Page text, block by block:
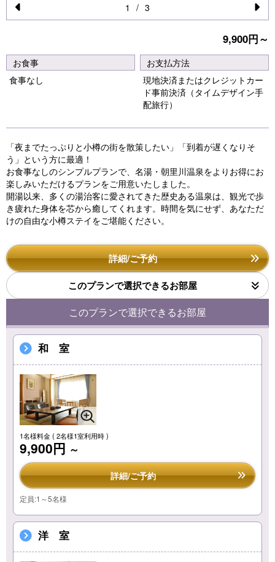
Pr
vi
o
N
e
xt
1 / 3
9,900円～
お食事
食事なし
お支払方法
現地決済またはクレジットカー
ド事前決済（タイムデザイン手
配旅行）
「夜までたっぷりと小樽の街を散策したい」「到着が遅くなりそ
う」という方に最適！
お食事なしのシンプルプランで、名湯・朝里川温泉をよりお得にお
楽しみいただけるプランをご用意いたしました。
開湯以来、多くの湯治客に愛されてきた歴史ある温泉は、観光で歩
き疲れた身体を芯から癒してくれます。時間を気にせず、あなただ
けの自由な小樽ステイをご堪能ください。
詳細/ご予約
このプランで選択できるお部屋
このプランで選択できるお部屋
和 室
1名様料金( 2名様1室利用時 )
9,900円 ～
詳細/ご予約
定員:1～5名様
洋 室